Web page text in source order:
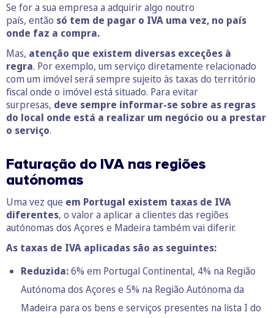
Se for a sua empresa a adquirir algo noutro
país, então só tem de pagar o IVA uma vez, no país
onde faz a compra.
Mas, atenção que existem diversas exceções à
regra. Por exemplo, um serviço diretamente relacionado
com um imóvel será sempre sujeito às taxas do território
fiscal onde o imóvel está situado. Para evitar
surpresas, deve sempre informar-se sobre as regras
do local onde está a realizar um negócio ou a prestar
o serviço.
Faturação do IVA nas regiões
autónomas
Uma vez que em Portugal existem taxas de IVA
diferentes, o valor a aplicar a clientes das regiões
autónomas dos Açores e Madeira também vai diferir.
As taxas de IVA aplicadas são as seguintes:
Reduzida:6% em Portugal Continental, 4% na Região
Autónoma dos Açores e 5% na Região Autónoma da
Madeira para os bens e serviços presentes na lista I do